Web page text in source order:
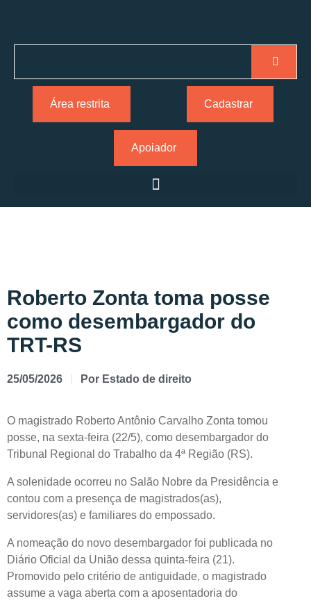
Área restrita Cadastrar
Apoiador
Roberto Zonta toma posse
como desembargador do
TRT-RS
25/05/2026 Por Estado de direito
O magistrado Roberto Antônio Carvalho Zonta tomou
posse, na sexta-feira (22/5), como desembargador do
Tribunal Regional do Trabalho da 4ª Região (RS).
A solenidade ocorreu no Salão Nobre da Presidência e
contou com a presença de magistrados(as),
servidores(as) e familiares do empossado.
A nomeação do novo desembargador foi publicada no
Diário Oficial da União dessa quinta-feira (21).
Promovido pelo critério de antiguidade, o magistrado
assume a vaga aberta com a aposentadoria do